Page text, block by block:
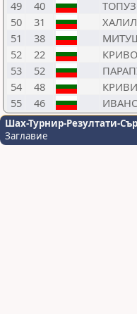
49 40
50
31
51
38
52
22
53
52
54
48
55
46
Шах-Турнир-Резултати-
Заглавие